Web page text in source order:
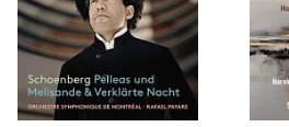
選
家居生活(1) 設計文具(5)
休閒生活(1) 婦幼生活(3)
展開
作者 (可複選)